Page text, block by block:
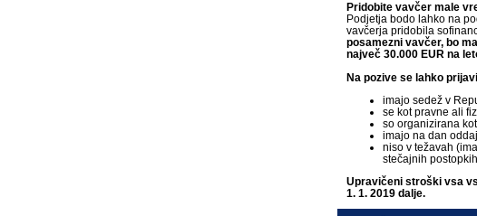
Pridobite vavčer male
Podjetja bodo lahko na
vavčerja pridobila
posamezni vavčer, bo
največ 30.000 EUR na
Na pozive se lahko
imajo sedež v
se kot pravne ali
so organizirana
imajo na dan
niso v težavah
stečajnih
Upravičeni stroški vsa
1. 1. 2019 dalje.